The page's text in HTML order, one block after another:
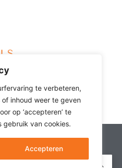
te verbeteren,
inhoud weer te geven
op ‘accepteren’ te
gebruik van cookies.
Accepteren
doel om ALS
te delen.